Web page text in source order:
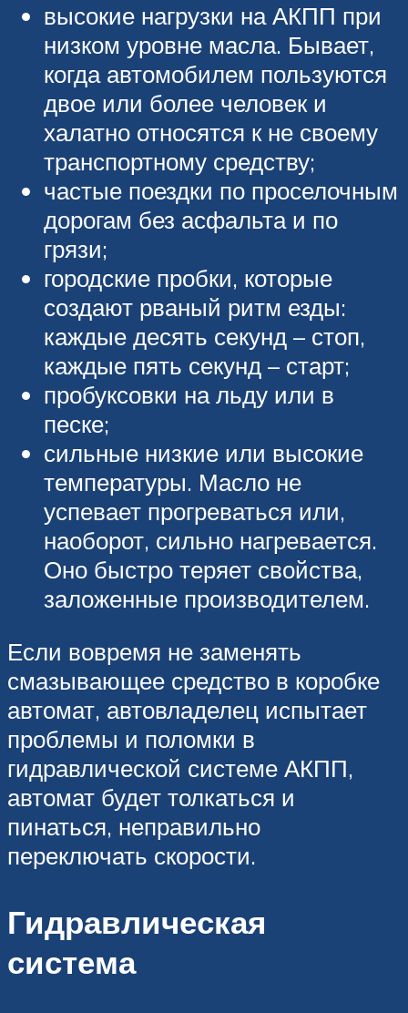
высокие нагрузки на АКПП при
низком уровне масла. Бывает,
когда автомобилем пользуются
двое или более человек и
халатно относятся к не своему
транспортному средству;
частые поездки по проселочным
дорогам без асфальта и по
грязи;
городские пробки, которые
создают рваный ритм езды:
каждые десять секунд – стоп,
каждые пять секунд – старт;
пробуксовки на льду или в
песке;
сильные низкие или высокие
температуры. Масло не
успевает прогреваться или,
наоборот, сильно нагревается.
Оно быстро теряет свойства,
заложенные производителем.
Если вовремя не заменять
смазывающее средство в коробке
автомат, автовладелец испытает
проблемы и поломки в
гидравлической системе АКПП,
автомат будет толкаться и
пинаться, неправильно
переключать скорости.
Гидравлическая
система